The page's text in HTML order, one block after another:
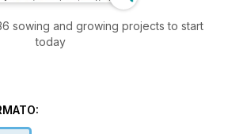
sowing and growing projects to start
today